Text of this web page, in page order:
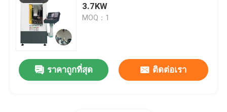
3.7KW
MOQ：1
ราคาถูกที่สุด ติดต่อเรา